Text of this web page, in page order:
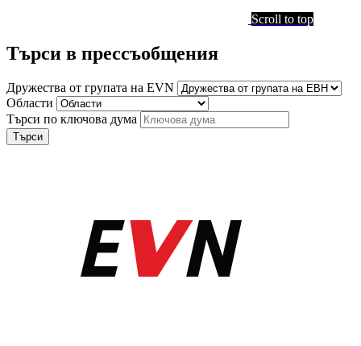
Scroll to top
Търси в прессъобщения
Дружества от групата на EVN
Области
Търси по ключова дума